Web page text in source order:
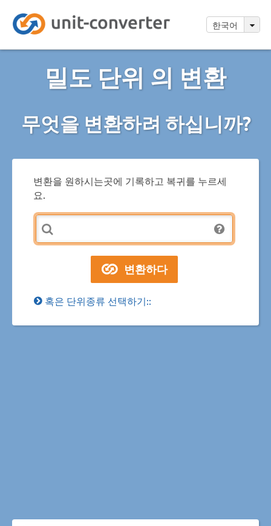
한국어
밀도 단위 의 변환
무엇을 변환하려 하십니까?
변환을 원하시는곳에 기록하고 복귀를 누르세
요.
혹은 단위종류 선택하기::